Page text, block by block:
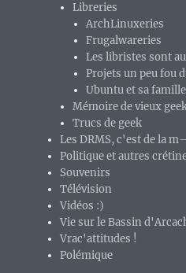
Libreries
ArchLinuxeries
Frugalwareries
Les libristes sont
Projets un peu fou
Ubuntu et sa
Mémoire de vieux
Trucs de geek
Les DRMS, c'est de la
Politique et autres
Souvenirs
Télévision
Vidéos :)
Vie sur le Bassin
Vrac'attitudes !
Polémique